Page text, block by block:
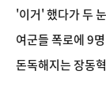
'이거' 했다가 두
여군들 폭로에 9
돈독해지는 장동